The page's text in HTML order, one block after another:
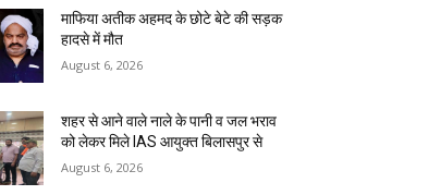
माफिया अतीक अहमद के छोटे बेटे की सड़क
हादसे में मौत
August 6, 2026
शहर से आने वाले नाले के पानी व जल भराव
को लेकर मिले IAS आयुक्त बिलासपुर से
August 6, 2026